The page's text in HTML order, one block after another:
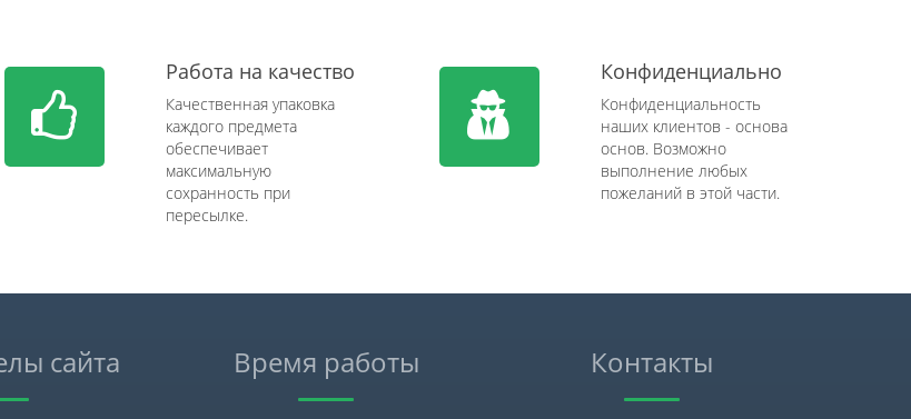
Работа на качество
Качественная упаковка
каждого предмета
обеспечивает
максимальную
сохранность при
пересылке.
Конфиденциально
Конфиденциальность
наших клиентов - основа
основ. Возможно
выполнение любых
пожеланий в этой части.
сайта Время работы Контакты